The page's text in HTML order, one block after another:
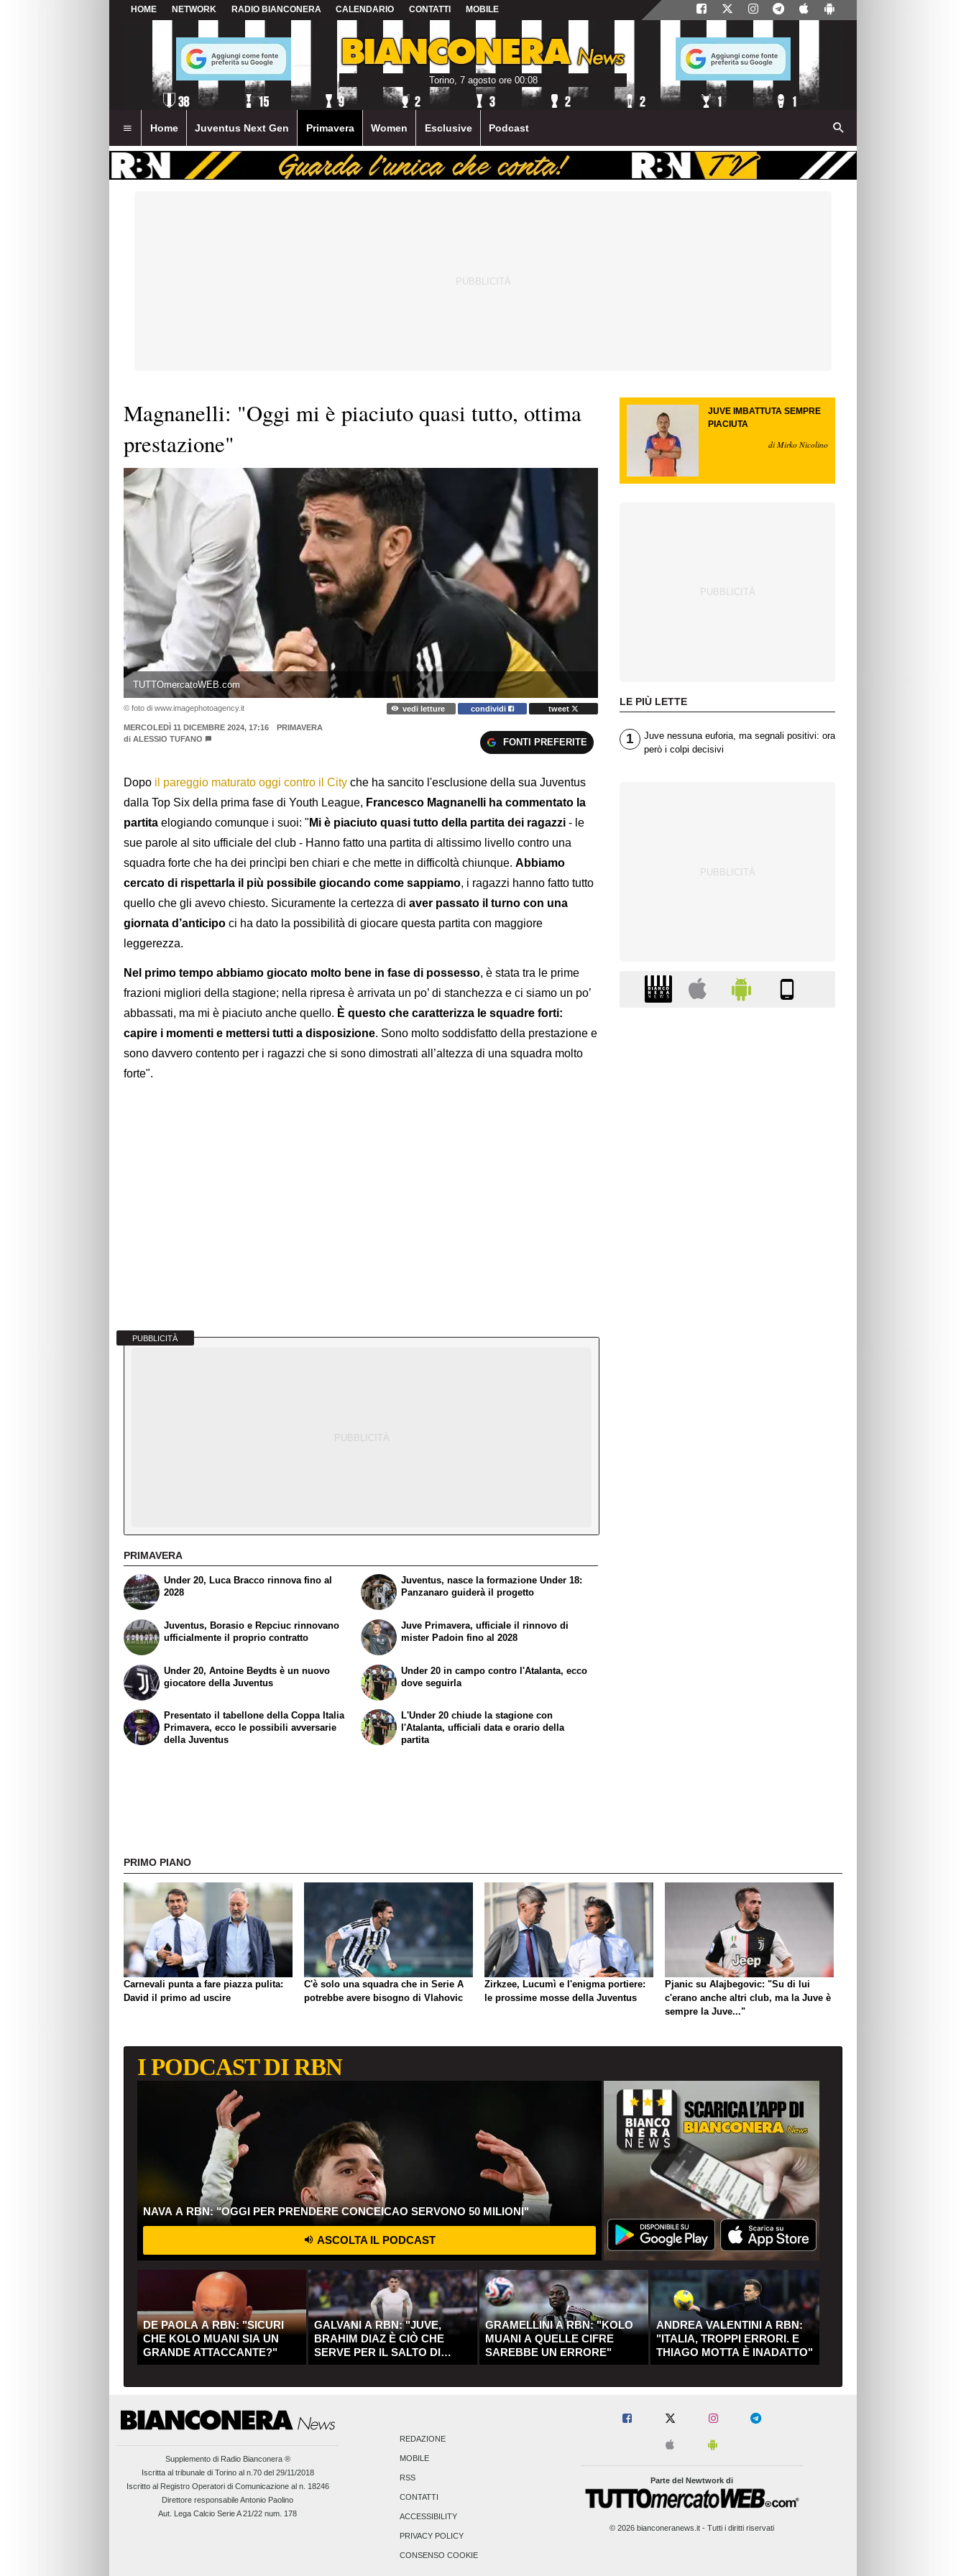
HOME NETWORK RADIO BIANCONERA CALENDARIO CONTATTI MOBILE
Torino, 7 agosto ore 00:08
Home Juventus Next Gen Primavera Women Esclusive Podcast
Magnanelli: "Oggi mi è piaciuto quasi tutto, ottima
prestazione"
TUTTOmercatoWEB.com
© foto di www.imagephotoagency.it vedi letture condividi tweet
MERCOLEDÌ 11 DICEMBRE 2024, 17:16
PRIMAVERA
di ALESSIO TUFANO FONTI PREFERITE
Dopo il pareggio maturato oggi contro il City che ha sancito l'esclusione della sua Juventus
dalla Top Six della prima fase di Youth League, Francesco Magnanelli ha commentato la
partita elogiando comunque i suoi: " Mi è piaciuto quasi tutto della partita dei ragazzi - le
sue parole al sito ufficiale del club - Hanno fatto una partita di altissimo livello contro una
squadra forte che ha dei princìpi ben chiari e che mette in difficoltà chiunque. Abbiamo
cercato di rispettarla il più possibile giocando come sappiamo, i ragazzi hanno fatto tutto
quello che gli avevo chiesto. Sicuramente la certezza di aver passato il turno con una
giornata d’anticipo ci ha dato la possibilità di giocare questa partita con maggiore
leggerezza.
Nel primo tempo abbiamo giocato molto bene in fase di possesso, è stata tra le prime
frazioni migliori della stagione; nella ripresa è arrivata un po’ di stanchezza e ci siamo un po’
abbassati, ma mi è piaciuto anche quello. È questo che caratterizza le squadre forti:
capire i momenti e mettersi tutti a disposizione. Sono molto soddisfatto della prestazione e
sono davvero contento per i ragazzi che si sono dimostrati all’altezza di una squadra molto
forte".
PUBBLICITÀ
PRIMAVERA
Under 20, Luca Bracco rinnova fino al
2028
Juventus, Borasio e Repciuc rinnovano
ufficialmente il proprio contratto
Juventus, nasce la formazione Under 18:
Panzanaro guiderà il progetto
Juve Primavera, ufficiale il rinnovo di
mister Padoin fino al 2028
Under 20, Antoine Beydts è un nuovo
giocatore della Juventus
Presentato il tabellone della Coppa Italia
Primavera, ecco le possibili avversarie
della Juventus
Under 20 in campo contro l'Atalanta, ecco
dove seguirla
L'Under 20 chiude la stagione con
l'Atalanta, ufficiali data e orario della
partita
JUVE IMBATTUTA SEMPRE
PIACIUTA
di Mirko Nicolino
LE PIÙ LETTE
1
Juve nessuna euforia, ma segnali positivi: ora
però i colpi decisivi
PRIMO PIANO
Carnevali punta a fare piazza pulita:
David il primo ad uscire
C'è solo una squadra che in Serie A
potrebbe avere bisogno di Vlahovic
Zirkzee, Lucumì e l'enigma portiere:
le prossime mosse della Juventus
Pjanic su Alajbegovic: "Su di lui
c'erano anche altri club, ma la Juve è
sempre la Juve..."
I PODCAST DI RBN
NAVA A RBN: "OGGI PER PRENDERE CONCEICAO SERVONO 50 MILIONI"
ASCOLTA IL PODCAST
DE PAOLA A RBN: "SICURI
CHE KOLO MUANI SIA UN
GRANDE ATTACCANTE?"
GALVANI A RBN: "JUVE,
BRAHIM DIAZ È CIÒ CHE
SERVE PER IL SALTO DI
QUALITÀ"
GRAMELLINI A RBN: "KOLO
MUANI A QUELLE CIFRE
SAREBBE UN ERRORE"
ANDREA VALENTINI A RBN:
"ITALIA, TROPPI ERRORI. E
THIAGO MOTTA È INADATTO"
Supplemento di Radio Bianconera ®
Iscritta al tribunale di Torino al n.70 del 29/11/2018
Iscritto al Registro Operatori di Comunicazione al n. 18246
Direttore responsabile Antonio Paolino
Aut. Lega Calcio Serie A 21/22 num. 178
REDAZIONE
MOBILE
RSS
CONTATTI
ACCESSIBILITY
PRIVACY POLICY
CONSENSO COOKIE
Parte del Newtwork di
© 2026 bianconeranews.it - Tutti i diritti riservati